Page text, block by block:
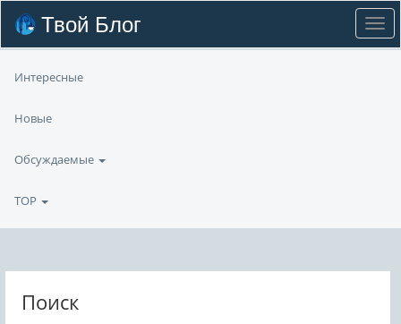
Твой Блог
Интересные
Новые
Обсуждаемые
TOP
Поиск